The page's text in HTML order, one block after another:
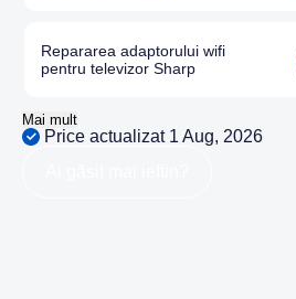
Repararea adaptorului wifi
pentru televizor Sharp
Mai mult
Price actualizat 1 Aug, 2026